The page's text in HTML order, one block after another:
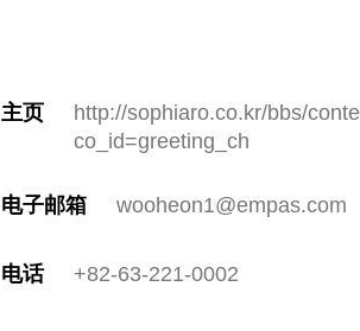
主页
http://sophiaro.co.kr/bbs/
co_id=greeting_ch
电子邮箱 wooheon1@empas.com
电话 +82-63-221-0002